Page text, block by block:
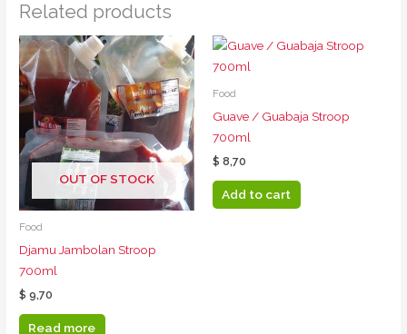
Related products
OUT OF STOCK
Food
Djamu Jambolan Stroop
700ml
$ 9,70
Read more
Food
Guave / Guabaja Stroop
700ml
$ 8,70
Add to cart